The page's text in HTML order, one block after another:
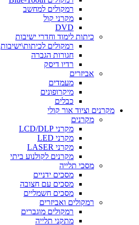
רמקולים למחשב
מקרני קול
DVD
כיתות לימוד וחדרי ישיבות
רמקולים לכיתות\ישיבות
חגורות הגברה
רדיו דיסק
אביזרים
מעמדים
מיקרופונים
כבלים
מקרנים וציוד אור קולי
מקרנים
מקרני LCD/DLP
מקרני LED
מקרני LASER
מקרנים לקולנוע ביתי
מסכי תלייה
מסכים ידניים
מסכים עם חצובה
מסכים חשמליים
רמקולים ואביזרים
רמקולים מוגברים
מתקני תלייה